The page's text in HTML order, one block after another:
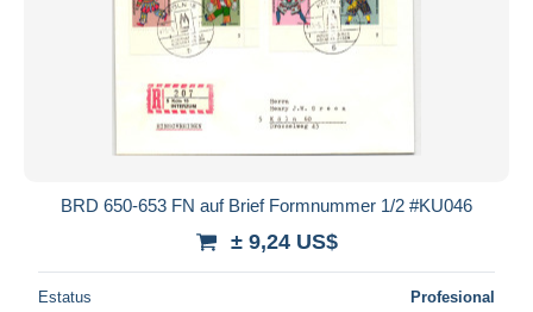
BRD 650-653 FN auf Brief Formnummer 1/2 #KU046
± 9,24 US$
Estatus Profesional